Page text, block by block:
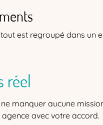
est regroupé dans un
réel
manquer aucune
avec votre accord.